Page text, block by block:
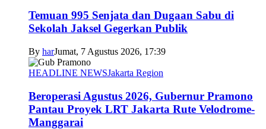
Temuan 995 Senjata dan Dugaan Sabu di
Sekolah Jaksel Gegerkan Publik
By harJumat, 7 Agustus 2026, 17:39
HEADLINE NEWSJakarta Region
Beroperasi Agustus 2026, Gubernur Pramono
Pantau Proyek LRT Jakarta Rute Velodrome-
Manggarai